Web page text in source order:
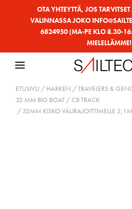
OTA YHTEYTTÄ, JOS
VALINNASSA JOKO
6824950 (MA-PE KLO 8.30-
MIELELLÄMME!
ETUSIVU / HARKEN /TRAVELERS &
32 MM BIG BOAT /CB TRACK
/ 32MM KISKO VÄLIRAJOITTIMELLE 2,1M